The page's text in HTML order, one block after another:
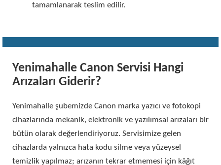
tamamlanarak teslim edilir.
Yenimahalle Canon Servisi Hangi
Arızaları Giderir?
Yenimahalle şubemizde Canon marka yazıcı ve fotokopi
cihazlarında mekanik, elektronik ve yazılımsal arızaları bir
bütün olarak değerlendiriyoruz. Servisimize gelen
cihazlarda yalnızca hata kodu silme veya yüzeysel
temizlik yapılmaz; arızanın tekrar etmemesi için kâğıt